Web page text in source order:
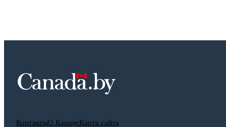
КонтактыО КанадеКарта сайта